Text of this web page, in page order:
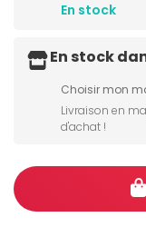
En stock
En stock
Choisir mon
Livraison en
d'achat !